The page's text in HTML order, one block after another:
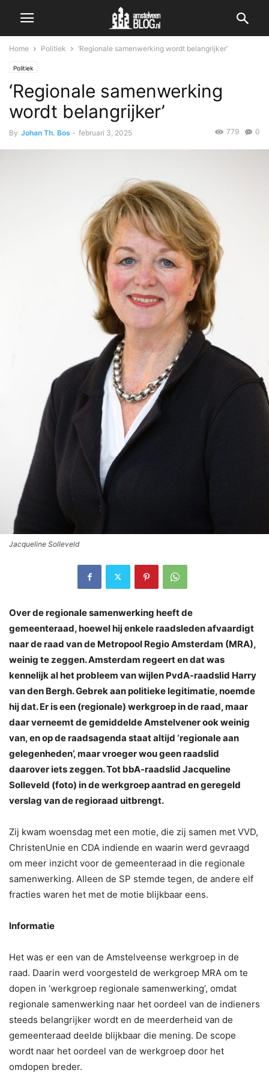
Home Politiek ‘Regionale samenwerking wordt belangrijker’
Politiek
‘Regionale samenwerking
wordt belangrijker’
By Johan Th. Bos - februari 3, 2025 0
779
Jacqueline Solleveld
Over de regionale samenwerking heeft de
gemeenteraad, hoewel hij enkele raadsleden afvaardigt
naar de raad van de Metropool Regio Amsterdam (MRA),
weinig te zeggen. Amsterdam regeert en dat was
kennelijk al het probleem van wijlen PvdA-raadslid Harry
van den Bergh. Gebrek aan politieke legitimatie, noemde
hij dat. Er is een (regionale) werkgroep in de raad, maar
daar verneemt de gemiddelde Amstelvener ook weinig
van, en op de raadsagenda staat altijd ‘regionale aan
gelegenheden’, maar vroeger wou geen raadslid
daarover iets zeggen. Tot bbA-raadslid Jacqueline
Solleveld (foto) in de werkgroep aantrad en geregeld
verslag van de regioraad uitbrengt.
Zij kwam woensdag met een motie, die zij samen met VVD,
ChristenUnie en CDA indiende en waarin werd gevraagd
om meer inzicht voor de gemeenteraad in die regionale
samenwerking. Alleen de SP stemde tegen, de andere elf
fracties waren het met de motie blijkbaar eens.
Informatie
Het was er een van de Amstelveense werkgroep in de
raad. Daarin werd voorgesteld de werkgroep MRA om te
dopen in ‘werkgroep regionale samenwerking’, omdat
regionale samenwerking naar het oordeel van de indieners
steeds belangrijker wordt en de meerderheid van de
gemeenteraad deelde blijkbaar die mening. De scope
wordt naar het oordeel van de werkgroep door het
omdopen breder.